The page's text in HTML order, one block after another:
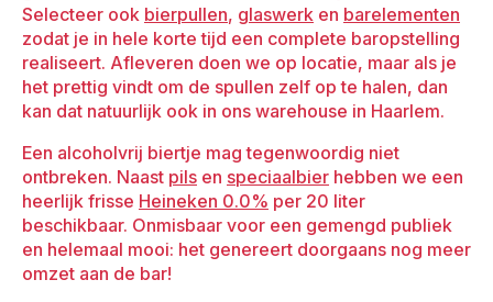
Selecteer ook bierpullen, glaswerk en barelementen
zodat je in hele korte tijd een complete baropstelling
realiseert. Afleveren doen we op locatie, maar als je
het prettig vindt om de spullen zelf op te halen, dan
kan dat natuurlijk ook in ons warehouse in Haarlem.
Een alcoholvrij biertje mag tegenwoordig niet
ontbreken. Naast pils en speciaalbier hebben we een
heerlijk frisse Heineken 0.0% per 20 liter
beschikbaar. Onmisbaar voor een gemengd publiek
en helemaal mooi: het genereert doorgaans nog meer
omzet aan de bar!